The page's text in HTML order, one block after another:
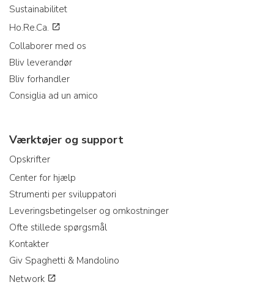
Sustainabilitet
Ho.Re.Ca.
Collaborer med os
Bliv leverandør
Bliv forhandler
Consiglia ad un amico
Værktøjer og support
Opskrifter
Center for hjælp
Strumenti per sviluppatori
Leveringsbetingelser og omkostninger
Ofte stillede spørgsmål
Kontakter
Giv Spaghetti & Mandolino
Network